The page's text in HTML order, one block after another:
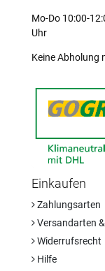
Mo-Do 10:00-
Uhr
Keine Abholung
Einkaufen
Zahlungsarten
Versandarten
Widerrufsrecht
Hilfe